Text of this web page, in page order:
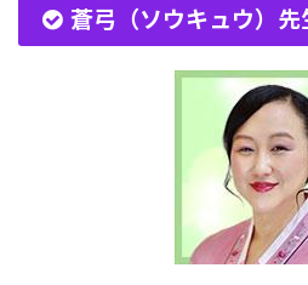
蒼弓（ソウキュウ）先